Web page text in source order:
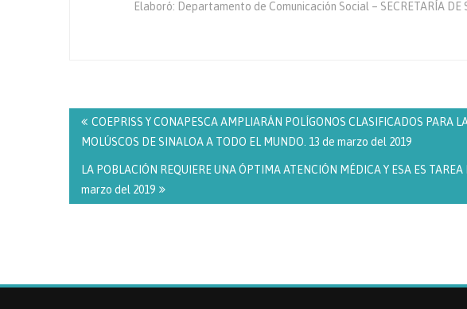
Elaboró: Departamento de Comunicación Social – SECRETARÍA DE
de
entradas
COEPRISS Y CONAPESCA AMPLIARÁN POLÍGONOS CLASIFICADOS PARA
MOLÚSCOS DE SINALOA A TODO EL MUNDO. 13 de marzo del 2019
LA POBLACIÓN REQUIERE UNA ÓPTIMA ATENCIÓN MÉDICA Y ESA ES
marzo del 2019